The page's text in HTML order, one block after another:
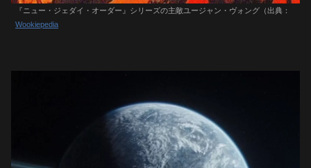
『ニュー・ジェダイ・オーダー』シリーズの主敵ユージャン・ヴォング（出典：
Wookiepedia